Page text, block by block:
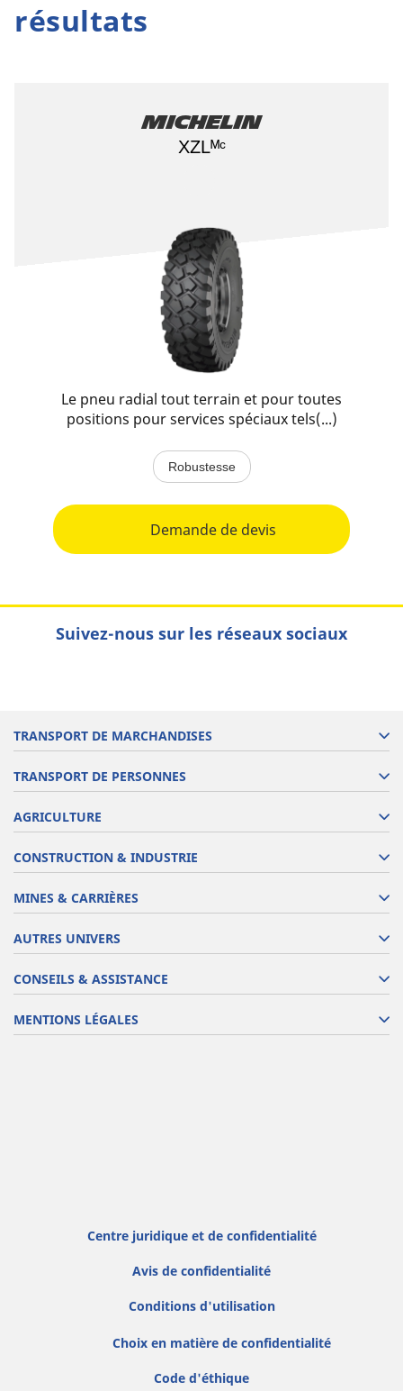
résultats
Michelin
XZLᴹᶜ
Le pneu radial tout terrain et pour toutes
positions pour services spéciaux tels(...)
Robustesse
Demande de devis
Suivez-nous sur les réseaux sociaux
TRANSPORT DE MARCHANDISES
TRANSPORT DE PERSONNES
AGRICULTURE
CONSTRUCTION & INDUSTRIE
MINES & CARRIÈRES
AUTRES UNIVERS
CONSEILS & ASSISTANCE
MENTIONS LÉGALES
Centre juridique et de confidentialité
Avis de confidentialité
Conditions d'utilisation
Choix en matière de confidentialité
Code d'éthique